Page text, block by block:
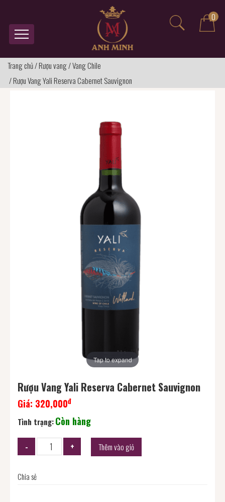
0
Trang chủ/Rượu vang/Vang Chile
/Rượu Vang Yali Reserva Cabernet Sauvignon
Tap to expand
Rượu Vang Yali Reserva Cabernet Sauvignon
Giá: 320,000đ
Tình trạng:Còn hàng
Thêm vào giỏ
Chia sẻ